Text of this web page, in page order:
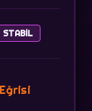
STABIL